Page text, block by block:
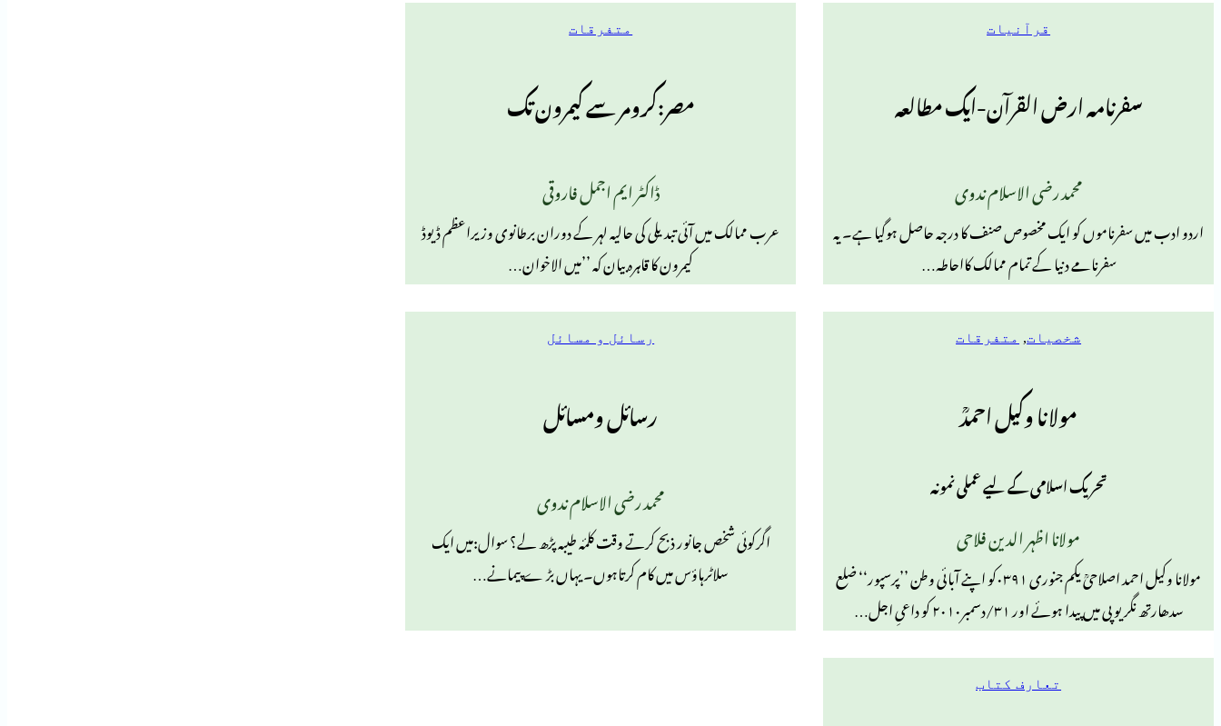
قرآنیات
سفرنامہ ارض القرآن-ایک مطالعہ
محمد رضی الاسلام ندوی
اردو ادب میں سفرناموں کو ایک مخصوص صنف کا درجہ حاصل ہوگیا ہے۔ یہ
سفرنامے دنیا کے تمام ممالک کااحاطہ…
متفرقات
مصر:کرومر سے کیمرون تک
ڈاکٹر ایم اجمل فاروقی
عرب ممالک میں آئی تبدیلی کی حالیہ لہر کے دوران برطانوی وزیراعظم ڈیوڈ
کیمرون کا قاہرہ بیان کہ ’’میں الاخوان…
شخصیات, متفرقات
مولانا وکیل احمدؒ
تحریک اسلامی کے لیے عملی نمونہ
مولانا اظہر الدین فلاحی
مولانا وکیل احمد اصلاحیؒ یکم جنوری ۰۳۹۱کو اپنے آبائی وطن ’’پرسپور‘‘ ضلع
سدھارتھ نگر یوپی میں پیدا ہوئے اور ۳۱/دسمبر۲۰۱۰ کو داعیِ اجل…
رسائل و مسائل
رسائل ومسائل
محمد رضی الاسلام ندوی
اگرکوئی شخص جانور ذبح کرتے وقت کلمٔہ طیبہ پڑھ لے؟ سوال:میں ایک
سلاٹرہاؤس میں کام کرتاہوں۔ یہاں بڑ ے پیمانے…
تعارف کتاب